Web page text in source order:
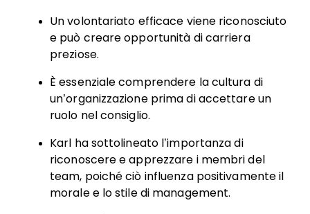
Un volontariato efficace viene riconosciuto
e può creare opportunità di carriera
preziose.
È essenziale comprendere la cultura di
un’organizzazione prima di accettare un
ruolo nel consiglio.
Karl ha sottolineato l’importanza di
riconoscere e apprezzare i membri del
team, poiché ciò influenza positivamente il
morale e lo stile di management.